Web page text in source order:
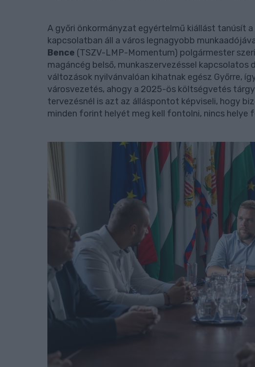
A győri önkormányzat egyértelmű kiállást tanúsít
kapcsolatban áll a város legnagyobb
Bence (TSZV-LMP-Momentum) polgármester
magáncég belső, munkaszervezéssel
változások nyilvánvalóan kihatnak egész Győrre,
városvezetés, ahogy a 2025-ös költségvetés
tervezésnél is azt az álláspontot képviseli, hogy
minden forint helyét meg kell fontolni, nincs helye